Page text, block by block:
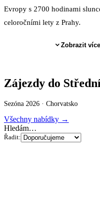
Evropy s 2700 hodinami
celoročními lety z Prahy.
Zobrazit
Zájezdy do
Sezóna 2026 · Chorvatsko
Všechny nabídky →
Hledám…
Řadit: